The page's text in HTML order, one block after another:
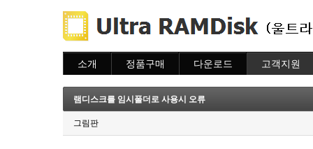
소개 정품구매
주문조회
이용안내
다운로드 고객지원
질문하기
램디스크를 임시폴더로 사용시 오류
그림판